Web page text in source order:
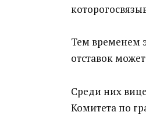
которого
Тем временем
отставок
Среди них
Комитета по